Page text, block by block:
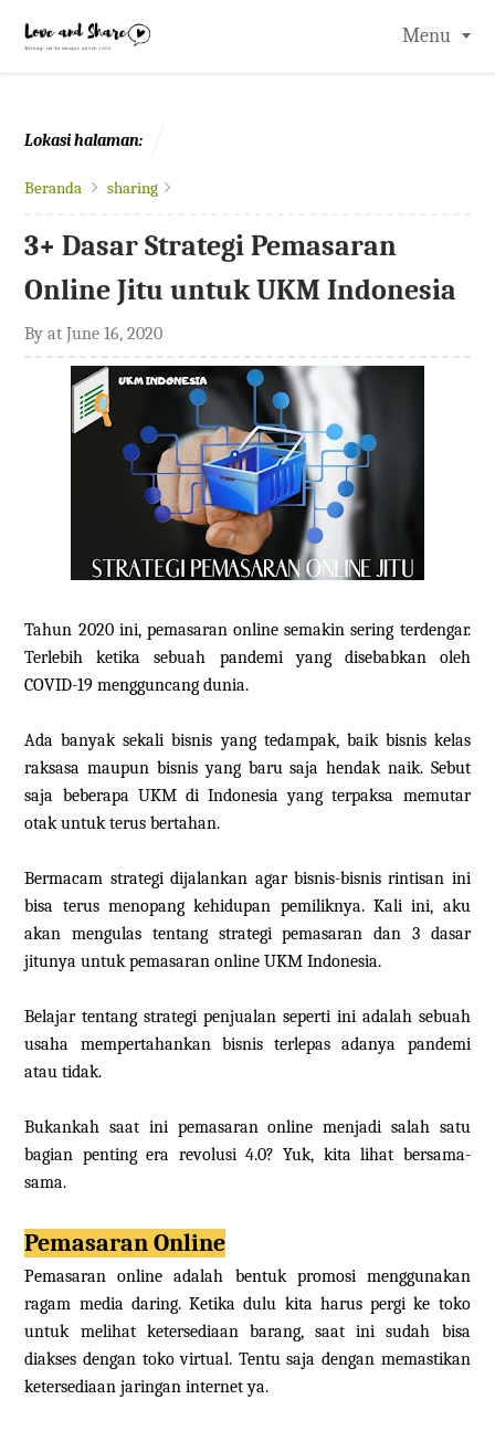
Menu
Lokasi halaman:
Beranda sharing
3+ Dasar Strategi Pemasaran
Online Jitu untuk UKM Indonesia
ByatJune 16, 2020
Tahun 2020 ini, pemasaran online semakin sering terdengar.
Terlebih ketika sebuah pandemi yang disebabkan oleh
COVID-19 mengguncang dunia.
Ada banyak sekali bisnis yang tedampak, baik bisnis kelas
raksasa maupun bisnis yang baru saja hendak naik. Sebut
saja beberapa UKM di Indonesia yang terpaksa memutar
otak untuk terus bertahan.
Bermacam strategi dijalankan agar bisnis-bisnis rintisan ini
bisa terus menopang kehidupan pemiliknya. Kali ini, aku
akan mengulas tentang strategi pemasaran dan 3 dasar
jitunya untuk pemasaran online UKM Indonesia.
Belajar tentang strategi penjualan seperti ini adalah sebuah
usaha mempertahankan bisnis terlepas adanya pandemi
atau tidak.
Bukankah saat ini pemasaran online menjadi salah satu
bagian penting era revolusi 4.0? Yuk, kita lihat bersama-
sama.
Pemasaran Online
Pemasaran online adalah bentuk promosi menggunakan
ragam media daring. Ketika dulu kita harus pergi ke toko
untuk melihat ketersediaan barang, saat ini sudah bisa
diakses dengan toko virtual. Tentu saja dengan memastikan
ketersediaan jaringan internet ya.